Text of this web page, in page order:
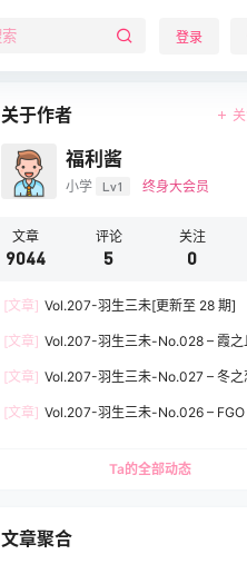
登录
关于作者
福利酱
小学 Lv1 终身大会员
文章
9044
评论
5
关注
0
[文章] Vol.207-羽生三未[更新至 28 期]
[文章] Vol.207-羽生三未-No.028 – 霞之
[文章] Vol.207-羽生三未-No.027 – 冬之
[文章] Vol.207-羽生三未-No.026 – FGO
Ta的全部动态
文章聚合